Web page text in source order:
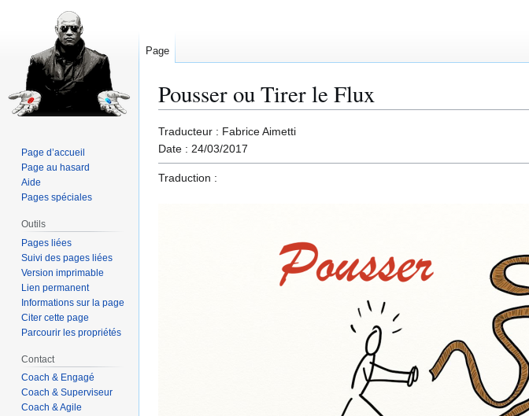
Pousser ou Tirer le Flux
Aller
à
la
navigation
Aller
à
la
recherche
Traducteur : Fabrice Aimetti
Date : 24/03/2017
Traduction :
Page
Page d’accueil
Page au hasard
Aide
Pages spéciales
Outils
Pages liées
Suivi des pages liées
Version imprimable
Lien permanent
Informations sur la page
Citer cette page
Parcourir les propriétés
Contact
Coach & Engagé
Coach & Superviseur
Coach & Agile